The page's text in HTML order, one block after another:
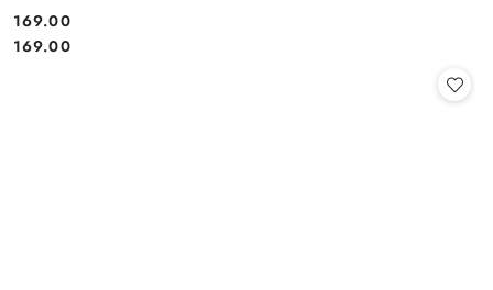
Cena:
169.00
Cena:
169.00